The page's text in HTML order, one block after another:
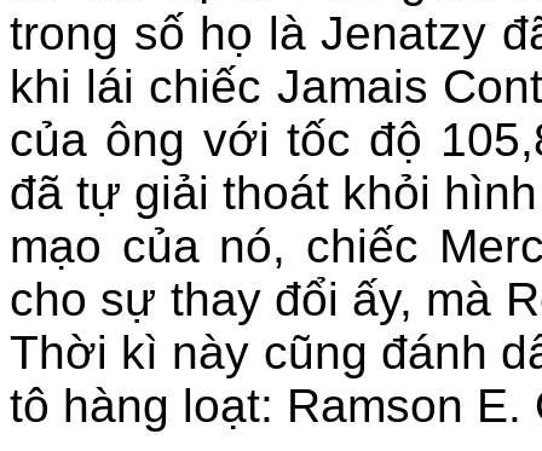
trong số họ là Jenatzy
khi lái chiếc Jamais
của ông với tốc độ
đã tự giải thoát khỏi
mạo của nó, chiếc
cho sự thay đổi ấy, mà
Thời kì này cũng đánh
tô hàng loạt: Ramson